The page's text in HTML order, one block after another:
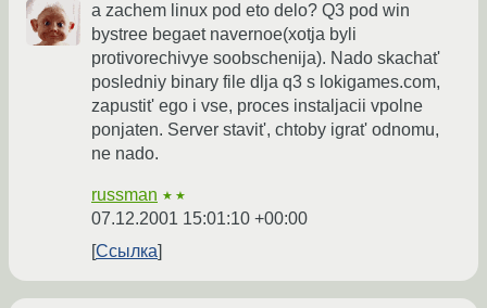
a zachem linux pod eto delo? Q3 pod win
bystree begaet navernoe(xotja byli
protivorechivye soobschenija). Nado skachat'
posledniy binary file dlja q3 s lokigames.com,
zapustit' ego i vse, proces instaljacii vpolne
ponjaten. Server stavit', chtoby igrat' odnomu,
ne nado.
russman ★★
07.12.2001 15:01:10 +00:00
Ссылка